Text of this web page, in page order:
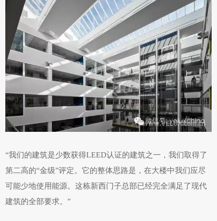
“我们的建筑是少数获得LEED认证的建筑之一，我们取得了
第二高的“金级”评定。它的整体思路是，在大楼中我们应尽
可能少地使用能源。这栋新西门子总部已经完全满足了现代
建筑的全部要求。”